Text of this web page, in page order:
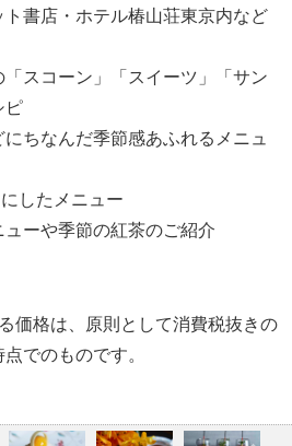
書店・ホテル椿山荘東京内など
「スコーン」「スイーツ」「サン
ピ
ちなんだ季節感あふれるメニュ
したメニュー
ューや季節の紅茶のご紹介
価格は、原則として消費税抜きの
でのものです。